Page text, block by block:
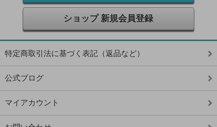
ショップ 新規会員登録
特定商取引法に基づく表記（返品など）
公式ブログ
マイアカウント